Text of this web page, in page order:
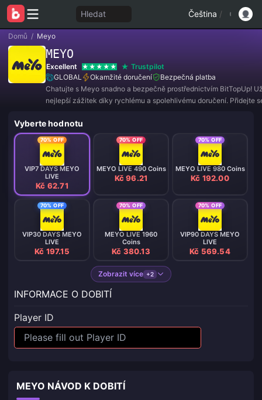
Hledat Čeština /
Domů / Meyo
MEYO
Excellent
Trustpilot
GLOBAL
Okamžité doručení
Bezpečná platba
Chatujte s Meyo snadno a bezpečně prostřednictvím BitTopUp!
nejlepší zážitek díky rychlému a spolehlivému doručení. Přidejte
Vyberte hodnotu
70% OFF
VIP7 DAYS MEYO
LIVE
Kč 62.71
70% OFF
MEYO LIVE 490 Coins
Kč 96.21
70% OFF
MEYO LIVE 980 Coins
Kč 192.00
70% OFF
VIP30 DAYS MEYO
LIVE
Kč 197.15
70% OFF
MEYO LIVE 1960
Coins
Kč 380.13
70% OFF
VIP90 DAYS MEYO
LIVE
Kč 569.54
Zobrazit více +2
INFORMACE O DOBITÍ
Player ID
MEYO NÁVOD K DOBITÍ